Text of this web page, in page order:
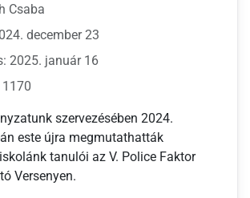
Csaba
december 23
2025. január 16
szervezésében 2024.
este újra megmutathatták
tanulói az V. Police Faktor
Versenyen.